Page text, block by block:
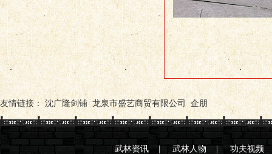
友情链接： 沈广隆剑铺 龙泉市盛艺商贸有限公司 企朋
武林资讯 |武林人物 |功夫视频